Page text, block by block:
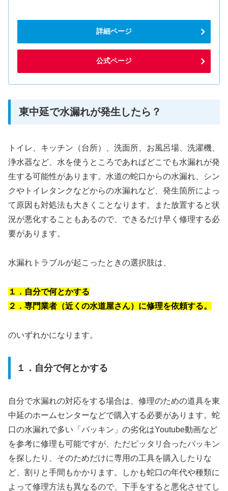
詳細ページ
公式ページ
東中延で水漏れが発生したら？
トイレ、キッチン（台所）、洗面所、お風呂場、洗濯機、
浄水器など、水を使うところであればどこでも水漏れが発
生する可能性があります。水道の蛇口からの水漏れ、シン
クやトイレタンクなどからの水漏れなど、発生箇所によっ
て原因も対処法も大きくことなります。また放置すると状
況が悪化することもあるので、できるだけ早く修理する必
要があります。
水漏れトラブルが起こったときの選択肢は、
１．自分で何とかする
２．専門業者（近くの水道屋さん）に修理を依頼する。
のいずれかになります。
１．自分で何とかする
自分で水漏れの対応をする場合は、修理のための道具を東
中延のホームセンターなどで購入する必要があります。蛇
口の水漏れで多い「パッキン」の劣化はYoutube動画など
を参考に修理も可能ですが、ただピッタリ合ったパッキン
を探したり、そのためだけに専用の工具を購入したりな
ど、割りと手間もかかります。しかも蛇口の年代や種類に
よって修理方法も異なるので、下手をすると悪化させてし